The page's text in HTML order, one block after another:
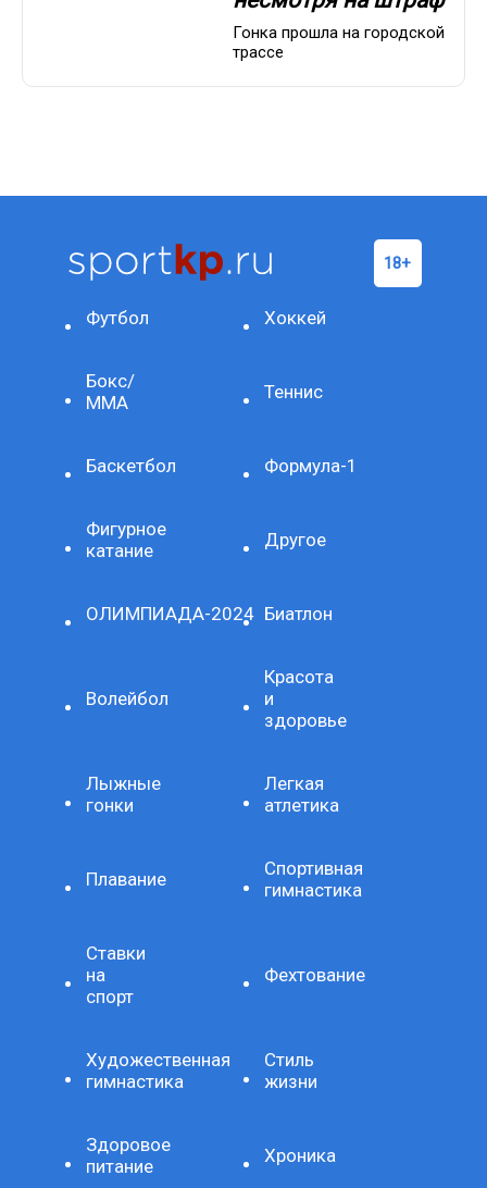
Гонка прошла на городской
трассе
Футбол Хоккей
Бокс/
ММА
Теннис
Баскетбол Формула-1
Фигурное
катание
Другое
ОЛИМПИАДА-2024 Биатлон
Волейбол
Красота
и
здоровье
Лыжные
гонки
Легкая
атлетика
Плавание
Спортивная
гимнастика
Ставки
на
спорт
Фехтование
Художественная
гимнастика
Стиль
жизни
Здоровое
питание
Хроника